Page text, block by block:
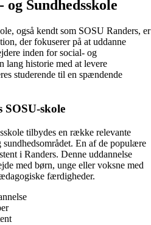
Sundhedsskole
også kendt som SOSU Randers, er
der fokuserer på at uddanne
inden for social- og
lang historie med at levere
studerende til en spændende
SOSU-skole
tilbydes en række relevante
En af de populære
i Randers. Denne uddannelse
med børn, unge eller voksne med
færdigheder.